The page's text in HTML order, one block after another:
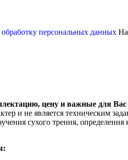
обработку персональных данных
цену и важные для Вас
и не является техническим
сухого трения,